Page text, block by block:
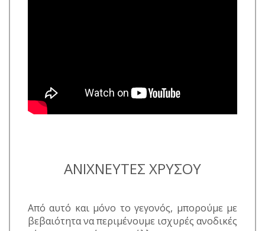
ΑΝΙΧΝΕΥΤΕΣ ΧΡΥΣΟΥ
Από αυτό και μόνο το γεγονός, μπορούμε με
βεβαιότητα να περιμένουμε ισχυρές ανοδικές